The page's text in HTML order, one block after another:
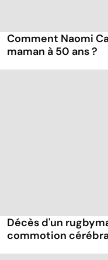
Comment Naomi
maman à 50 ans ?
Décès d'un
commotion